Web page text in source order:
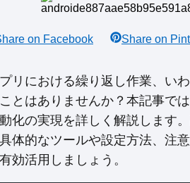
on Facebook Share on
リにおける繰り返し作業、い
とはありませんか？本記事で
化の実現を詳しく解説します
体的なツールや設定方法、注
効活用しましょう。